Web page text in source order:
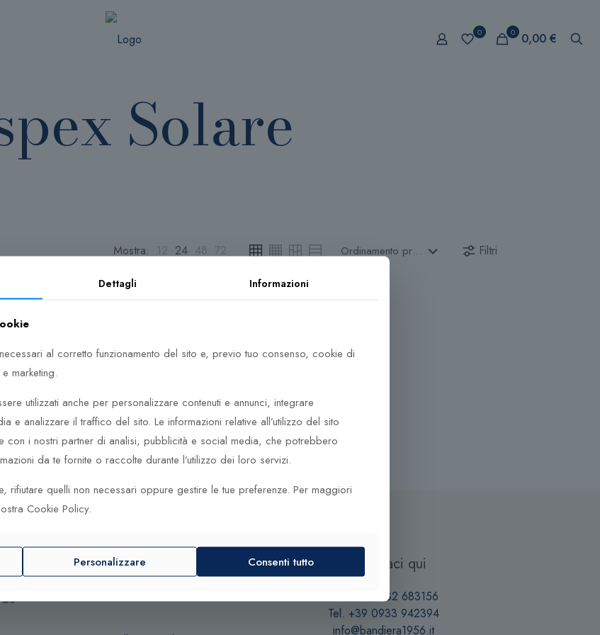
0 0 0,00 €
Solare
Mostra: 12 24 48 72 Filtri
Contattaci qui
Tel. +39 0932 683156
Tel. +39 0933 942394
info@bandiera1956.it
Dettagli Informazioni
al corretto funzionamento del sito e, previo tuo consenso, cookie di
marketing.
utilizzati anche per personalizzare contenuti e annunci, integrare
e analizzare il traffico del sito. Le informazioni relative all’utilizzo del sito
con i nostri partner di analisi, pubblicità e social media, che potrebbero
da te fornite o raccolte durante l’utilizzo dei loro servizi.
rifiutare quelli non necessari oppure gestire le tue preferenze. Per maggiori
Cookie Policy.
Personalizzare Consenti tutto